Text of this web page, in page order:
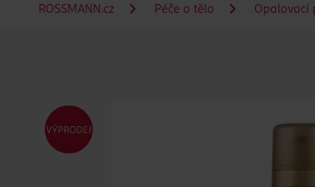
ROSSMANN.cz Péče o tělo Opalovací